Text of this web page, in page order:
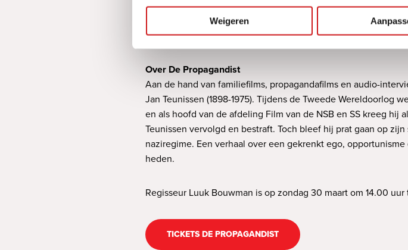
Weigeren
regisseur Luuk Bouwman antwoord te vinden op die vraag.
voor een nagesprek bij zijn documentaire over Jan
SS tijdens de Tweede Wereldoorlog.
Over De Propagandist
Aan de hand van familiefilms, propagandafilms en audio-
Jan Teunissen (1898-1975). Tijdens de Tweede Wereldoorlog
en als hoofd van de afdeling Film van de NSB en SS kreeg hij
Teunissen vervolgd en bestraft. Toch bleef hij prat gaan op
naziregime. Een verhaal over een gekrenkt ego,
heden.
Regisseur Luuk Bouwman is op zondag 30 maart om 14.00
TICKETS DE PROPAGANDIST